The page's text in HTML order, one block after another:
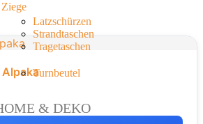
Latzschürzen
Strandtaschen
Tragetaschen
Turnbeutel
& DEKO
Ziege